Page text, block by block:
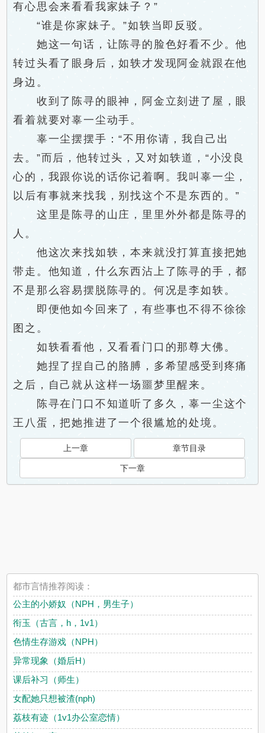
有心思会来看看我家妹子？”
“谁是你家妹子。”如轶当即反驳。
她这一句话，让陈寻的脸色好看不少。他
转过头看了眼身后，如轶才发现阿金就跟在他
身边。
收到了陈寻的眼神，阿金立刻进了屋，眼
看着就要对辜一尘动手。
辜一尘摆摆手：“不用你请，我自己出
去。”而后，他转过头，又对如轶道，“小没良
心的，我跟你说的话你记着啊。我叫辜一尘，
以后有事就来找我，别找这个不是东西的。”
这里是陈寻的山庄，里里外外都是陈寻的
人。
他这次来找如轶，本来就没打算直接把她
带走。他知道，什么东西沾上了陈寻的手，都
不是那么容易摆脱陈寻的。何况是李如轶。
即便他如今回来了，有些事也不得不徐徐
图之。
如轶看看他，又看看门口的那尊大佛。
她捏了捏自己的胳膊，多希望感受到疼痛
之后，自己就从这样一场噩梦里醒来。
陈寻在门口不知道听了多久，辜一尘这个
王八蛋，把她推进了一个很尴尬的处境。
上一章 章节目录
下一章
都市言情推荐阅读：
公主的小娇奴（NPH，男生子）
衔玉（古言，h，1v1）
色情生存游戏（NPH）
异常现象（婚后H）
课后补习（师生）
女配她只想被渣(nph)
荔枝有迹（1v1办公室恋情）